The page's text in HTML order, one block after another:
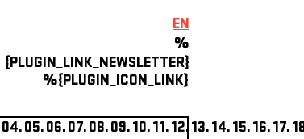
EN
%
{PLUGIN_LINK_NEWSLETTER}
%{PLUGIN_ICON_LINK}
04.05.06.07.08.09.10.11.12. 13.14.15.16.17.